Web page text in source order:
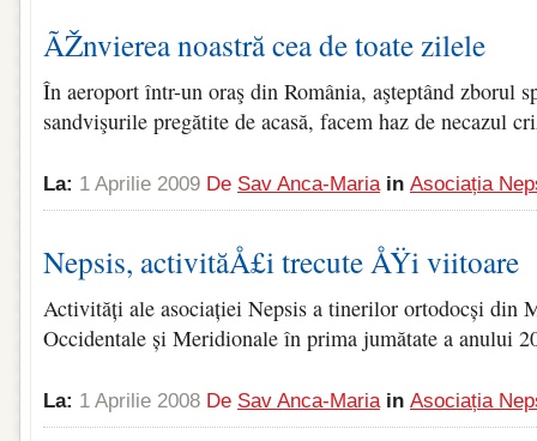
ÃŽnvierea noastră cea de toate zilele
În aeroport într-un oraş din România, aşteptând zborul
sandvişurile pregătite de acasă, facem haz de necazul
La: 1 Aprilie 2009 De Sav Anca-Maria in Asociația
Nepsis, activităÅ£i trecute ÅŸi viitoare
Activități ale asociației Nepsis a tinerilor ortodocși din
Occidentale și Meridionale în prima jumătate a anului
La: 1 Aprilie 2008 De Sav Anca-Maria in Asociația